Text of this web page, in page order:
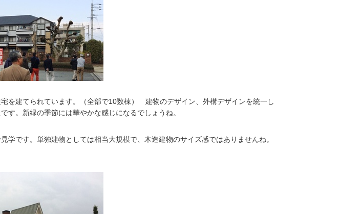
を建てられています。（全部で10数棟） 建物のデザイン、外構デザインを統一し
す。新緑の季節には華やかな感じになるでしょうね。
です。単独建物としては相当大規模で、木造建物のサイズ感ではありませんね。